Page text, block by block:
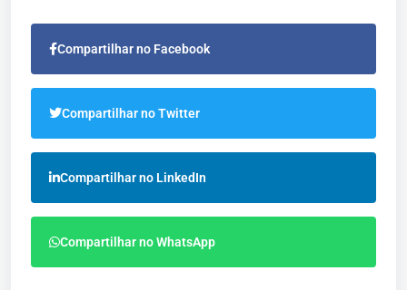
Compartilhar no Facebook
Compartilhar no Twitter
Compartilhar no LinkedIn
Compartilhar no WhatsApp